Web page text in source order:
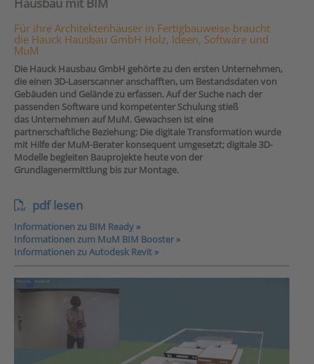
Hausbau mit BIM
Für ihre Architektenhäuser in Fertigbauweise braucht
die Hauck Hausbau GmbH Holz, Ideen, Software und
MuM
Die Hauck Hausbau GmbH gehörte zu den ersten Unternehmen,
die einen 3D-Laserscanner anschafften, um Bestandsdaten von
Gebäuden und Gelände zu erfassen. Auf der Suche nach der
passenden Software und kompetenter Schulung stieß
das Unternehmen auf MuM. Gewachsen ist eine
partnerschaftliche Beziehung: Die digitale Transformation wurde
mit Hilfe der MuM-Berater konsequent umgesetzt; digitale 3D-
Modelle begleiten Bauprojekte heute von der
Grundlagenermittlung bis zur Montage.
pdf lesen
Informationen zu BIM Ready »
Informationen zum MuM BIM Booster »
Informationen zu Autodesk Revit »